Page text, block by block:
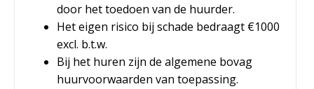
door het toedoen van de huurder.
Het eigen risico bij schade bedraagt €1000
excl. b.t.w.
Bij het huren zijn de algemene bovag
huurvoorwaarden van toepassing.